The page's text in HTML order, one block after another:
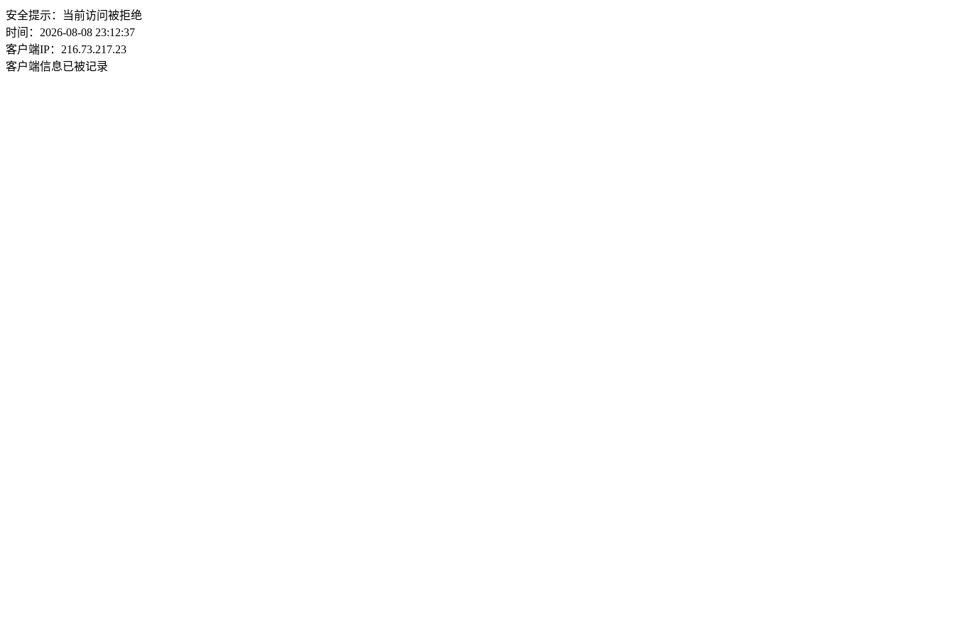
安全提示：当前访问被拒绝
时间：2026-08-08 23:12:37
客户端IP：216.73.217.23
客户端信息已被记录